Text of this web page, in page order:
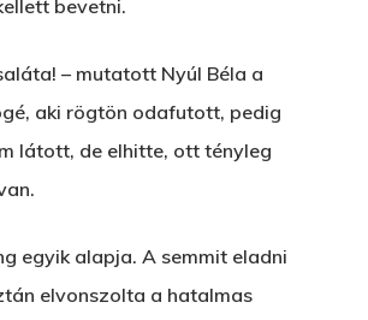
bevetni.
– mutatott Nyúl Béla a
aki rögtön odafutott, pedig
látott, de elhitte, ott tényleg
egyik alapja. A semmit eladni
elvonszolta a hatalmas
Főoldal